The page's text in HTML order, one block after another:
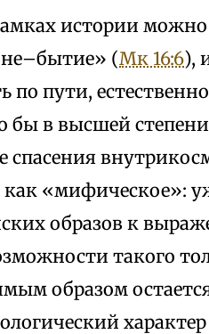
истории
(Мк 16:6),
по пути,
в высшей
как «мифическое»:
образов к
такого
образом